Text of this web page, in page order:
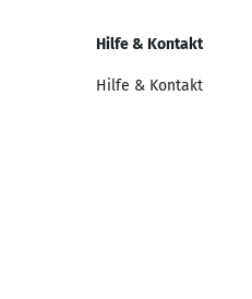
Hilfe & Kontakt
Hilfe & Kontakt